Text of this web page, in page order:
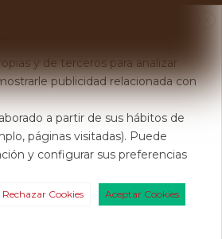
y de terceros para analizar
publicidad relacionada con
a partir de sus hábitos de
páginas visitadas). Puede
y configurar sus preferencias
Rechazar Cookies
Aceptar Cookies